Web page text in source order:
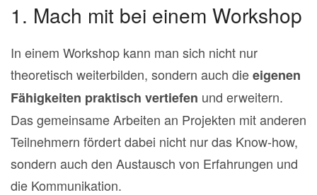
1. Mach mit bei einem Workshop
In einem Workshop kann man sich nicht nur
theoretisch weiterbilden, sondern auch dieeigenen
Fähigkeiten praktisch vertiefen und erweitern.
Das gemeinsame Arbeiten an Projekten mit anderen
Teilnehmern fördert dabei nicht nur das Know-how,
sondern auch den Austausch von Erfahrungen und
die Kommunikation.